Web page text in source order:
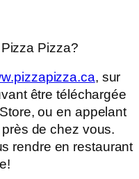
Pizza?
, sur
être téléchargée
ou en appelant
de chez vous.
rendre en restaurant